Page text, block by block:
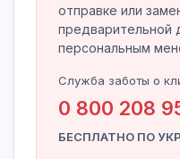
отправке или
предварительной
персональным
Служба заботы о
0 800 208
БЕСПЛАТНО ПО